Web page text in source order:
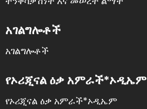
አገልግሎቶች
አገልግሎቶች
የኦሪጂናል ዕቃ አምራች*ኦዲኤም
የኦሪጂናል ዕቃ አምራች*ኦዲኤም